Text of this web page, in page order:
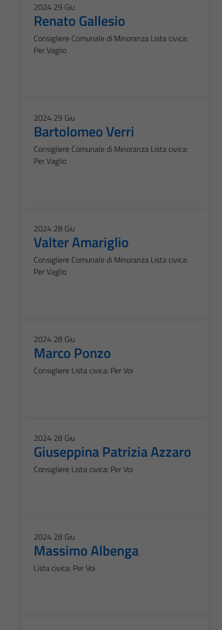
2024 29 Giu
Renato Gallesio
Consigliere Comunale di Minoranza Lista civica:
Per Vaglio
2024 29 Giu
Bartolomeo Verri
Consigliere Comunale di Minoranza Lista civica:
Per Vaglio
2024 28 Giu
Valter Amariglio
Consigliere Comunale di Minoranza Lista civica:
Per Vaglio
2024 28 Giu
Marco Ponzo
Consigliere Lista civica: Per Voi
2024 28 Giu
Giuseppina Patrizia Azzaro
Consigliere Lista civica: Per Voi
2024 28 Giu
Massimo Albenga
Lista civica: Per Voi